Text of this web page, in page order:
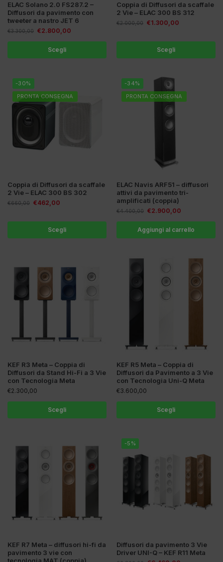
ELAC Solano 2.0 FS287.2 –
Diffusori da pavimento con
tweeter a nastro JET 6
€3.300,00 €2.800,00
Scegli
Coppia di Diffusori da scaffale
2 Vie – ELAC 300 BS 312
€2.000,00 €1.300,00
Scegli
-30%
PRONTA CONSEGNA
Coppia di Diffusori da scaffale
2 Vie – ELAC 300 BS 302
€660,00 €462,00
Scegli
-34%
PRONTA CONSEGNA
ELAC Navis ARF51 – diffusori
attivi da pavimento tri-
amplificati (coppia)
€4.400,00 €2.900,00
Aggiungi al carrello
KEF R3 Meta – Coppia di
Diffusori da Stand Hi-Fi a 3 Vie
con Tecnologia Meta
€2.300,00
Scegli
KEF R5 Meta – Coppia di
Diffusori da Pavimento a 3 Vie
con Tecnologia Uni-Q Meta
€3.600,00
Scegli
KEF R7 Meta – diffusori hi-fi da
pavimento 3 vie con
-5%
Diffusori da pavimento 3 Vie
Driver UNI-Q – KEF R11 Meta